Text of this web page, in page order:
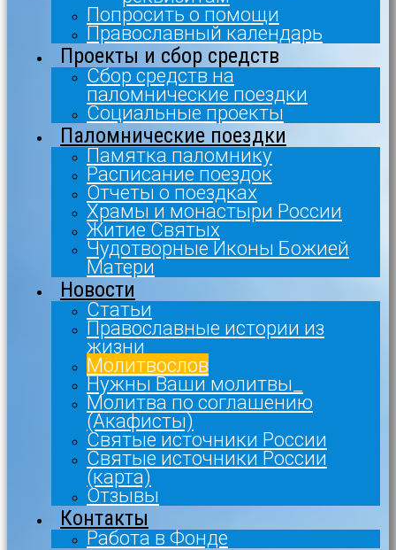
Попросить о помощи
Православный календарь
Проекты и сбор средств
Сбор средств на
паломнические поездки
Социальные проекты
Паломнические поездки
Памятка паломнику
Расписание поездок
Отчеты о поездках
Храмы и монастыри России
Житие Святых
Чудотворные Иконы Божией
Матери
Новости
Статьи
Православные истории из
жизни
Молитвослов
Нужны Ваши молитвы_
Молитва по соглашению
(Акафисты)
Святые источники России
Святые источники России
(карта)
Отзывы
Контакты
Работа в Фонде